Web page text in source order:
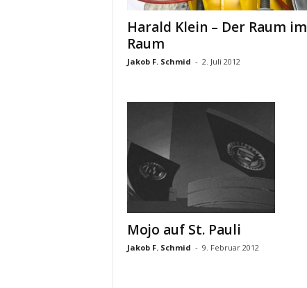
Harald Klein – Der Raum im
Raum
Jakob F. Schmid - 2. Juli 2012
Mojo auf St. Pauli
Jakob F. Schmid - 9. Februar 2012